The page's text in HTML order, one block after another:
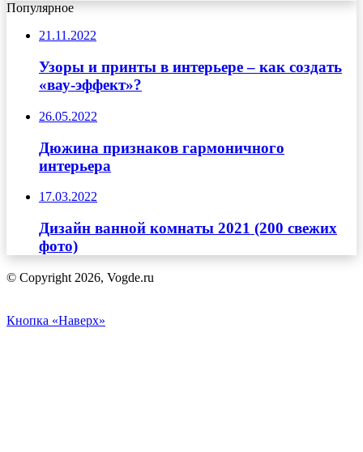
Популярное
21.11.2022
Узоры и принты в интерьере – как создать
«вау-эффект»?
26.05.2022
Дюжина признаков гармоничного
интерьера
17.03.2022
Дизайн ванной комнаты 2021 (200 свежих
фото)
© Copyright 2026, Vogde.ru
Кнопка «Наверх»